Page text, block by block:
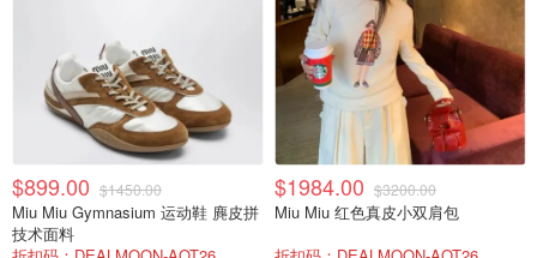
$899.00 $1450.00
Miu Miu Gymnasium 运动鞋 麂皮拼
技术面料
$1984.00 $3200.00
Miu Miu 红色真皮小双肩包